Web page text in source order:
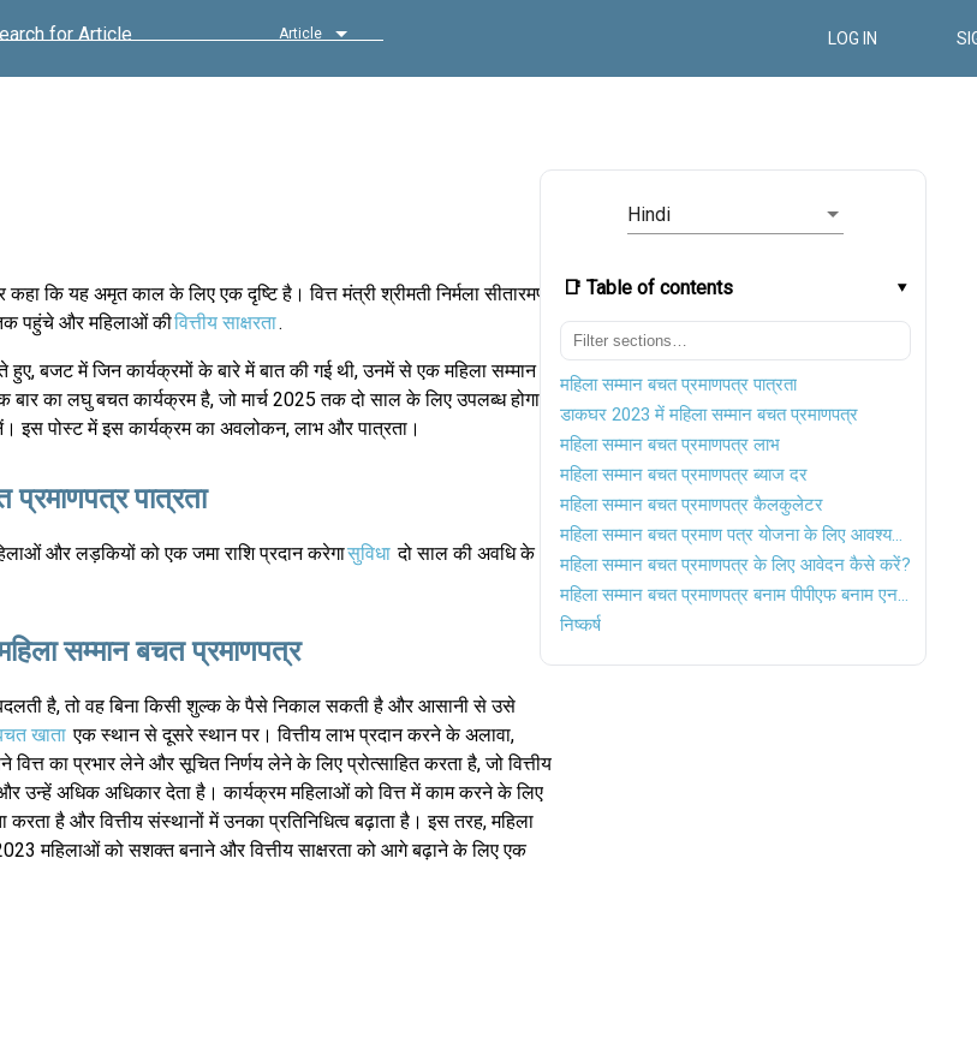
for Article Article LOG IN
Hindi
📑 Table of contents
महिला सम्मान बचत प्रमाणपत्र पात्रता
डाकघर 2023 में महिला सम्मान बचत प्रमाणपत्र
महिला सम्मान बचत प्रमाणपत्र लाभ
महिला सम्मान बचत प्रमाणपत्र ब्याज दर
महिला सम्मान बचत प्रमाणपत्र कैलकुलेटर
महिला सम्मान बचत प्रमाण पत्र योजना के लिए आवश्यक दस्तावेज
महिला सम्मान बचत प्रमाणपत्र के लिए आवेदन कैसे करें?
महिला सम्मान बचत प्रमाणपत्र बनाम पीपीएफ बनाम एनएससी बनाम एससीएसएस बनाम एसएसवाई
निष्कर्ष
यह अमृत काल के लिए एक दृष्टि है। वित्त मंत्री श्रीमती निर्मला सीतारमण
पहुंचे और महिलाओं कीवित्तीय साक्षरता.
हुए, बजट में जिन कार्यक्रमों के बारे में बात की गई थी, उनमें से एक महिला सम्मान
बार का लघु बचत कार्यक्रम है, जो मार्च 2025 तक दो साल के लिए उपलब्ध होगा।
इस पोस्ट में इस कार्यक्रम का अवलोकन, लाभ और पात्रता।
प्रमाणपत्र पात्रता
और लड़कियों को एक जमा राशि प्रदान करेगासुविधा दो साल की अवधि के
सम्मान बचत प्रमाणपत्र
बदलती है, तो वह बिना किसी शुल्क के पैसे निकाल सकती है और आसानी से उसे
खाता एक स्थान से दूसरे स्थान पर। वित्तीय लाभ प्रदान करने के अलावा,
का प्रभार लेने और सूचित निर्णय लेने के लिए प्रोत्साहित करता है, जो वित्तीय
और उन्हें अधिक अधिकार देता है। कार्यक्रम महिलाओं को वित्त में काम करने के लिए
करता है और वित्तीय संस्थानों में उनका प्रतिनिधित्व बढ़ाता है। इस तरह, महिला
महिलाओं को सशक्त बनाने और वित्तीय साक्षरता को आगे बढ़ाने के लिए एक